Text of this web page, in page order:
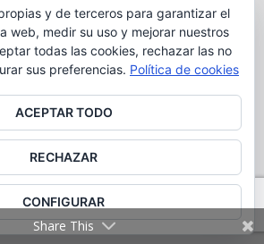
EXTINCIÓN FAUNA LATINOAMERICANA
MEDIO AMBIENTE MÉXICO
ONGS PAZ POBREZA POESÍA
POLITICA
RSE
SOBERANÍA ALIMENTARIA
TECNOLOGÍA VERTIDO PETROLEO
All Rights Reserved.
Share This
y de terceros para garantizar el
web, medir su uso y mejorar nuestros
todas las cookies, rechazar las no
sus preferencias. Política de cookies
ACEPTAR TODO
RECHAZAR
CONFIGURAR